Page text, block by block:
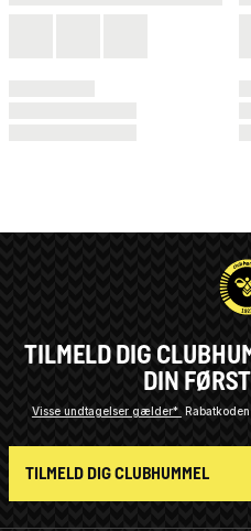
TILMELD DIG
DIN
Visse undtagelser gælder*
TILMELD DIG CLUBHUMMEL